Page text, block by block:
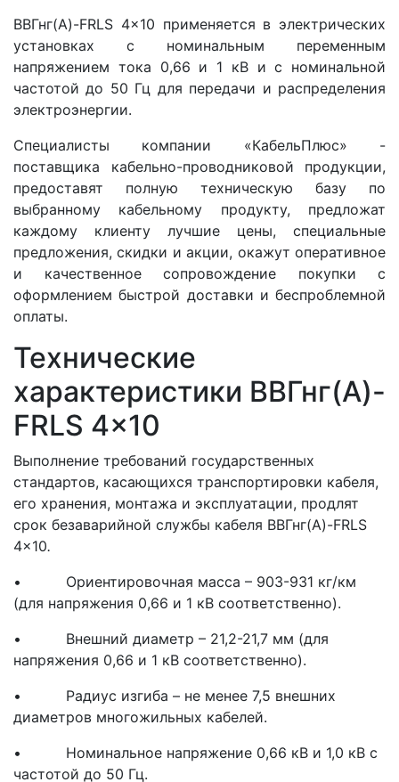
ВВГнг(A)-FRLS 4x10 применяется в электрических
установках с номинальным переменным
напряжением тока 0,66 и 1 кВ и с номинальной
частотой до 50 Гц для передачи и распределения
электроэнергии.
Специалисты компании «КабельПлюс» -
поставщика кабельно-проводниковой продукции,
предоставят полную техническую базу по
выбранному кабельному продукту, предложат
каждому клиенту лучшие цены, специальные
предложения, скидки и акции, окажут оперативное
и качественное сопровождение покупки с
оформлением быстрой доставки и беспроблемной
оплаты.
Технические
характеристики ВВГнг(A)-
FRLS 4x10
Выполнение требований государственных
стандартов, касающихся транспортировки кабеля,
его хранения, монтажа и эксплуатации, продлят
срок безаварийной службы кабеля ВВГнг(A)-FRLS
4x10.
• Ориентировочная масса – 903-931 кг/км
(для напряжения 0,66 и 1 кВ соответственно).
• Внешний диаметр – 21,2-21,7 мм (для
напряжения 0,66 и 1 кВ соответственно).
• Радиус изгиба – не менее 7,5 внешних
диаметров многожильных кабелей.
• Номинальное напряжение 0,66 кВ и 1,0 кВ с
частотой до 50 Гц.